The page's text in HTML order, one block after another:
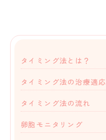
タイミング法とは？
タイミング法の治療適応
タイミング法の流れ
卵胞モニタリング